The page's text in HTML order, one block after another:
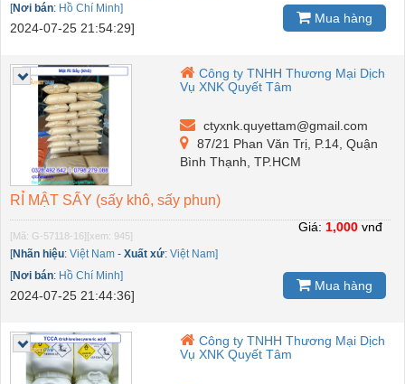
[Nơi bán: Hồ Chí Minh]
2024-07-25 21:54:29]
Mua hàng
Công ty TNHH Thương Mại Dịch
Vụ XNK Quyết Tâm
ctyxnk.quyettam@gmail.com
87/21 Phan Văn Trị, P.14, Quận
Bình Thạnh, TP.HCM
RỈ MẬT SẤY (sấy khô, sấy phun)
[Mã: G-57118-16][xem: 945]
[Nhãn hiệu: Việt Nam - Xuất xứ: Việt Nam]
[Nơi bán: Hồ Chí Minh]
2024-07-25 21:44:36]
Giá: 1,000 vnđ
Mua hàng
Công ty TNHH Thương Mại Dịch
Vụ XNK Quyết Tâm